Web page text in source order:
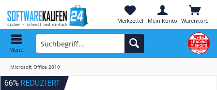
Warenkorb
Merkzettel Mein Konto
Menü
Microsoft Office 2010
66% REDUZIERT